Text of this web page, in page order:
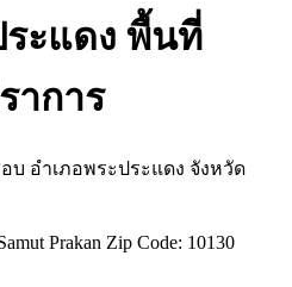
ระแดง พื้นที่
าการ
อำเภอพระประแดง จังหวัด
Prakan Zip Code: 10130